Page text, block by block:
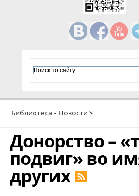
Библиотека - Новости >
Донорство –
подвиг» во
других